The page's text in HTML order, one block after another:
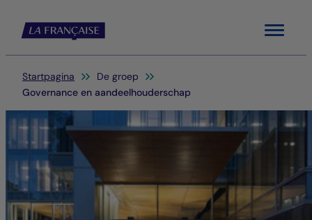
Menu
Je bent hier:
Startpagina
De groep
Governance en aandeelhouderschap